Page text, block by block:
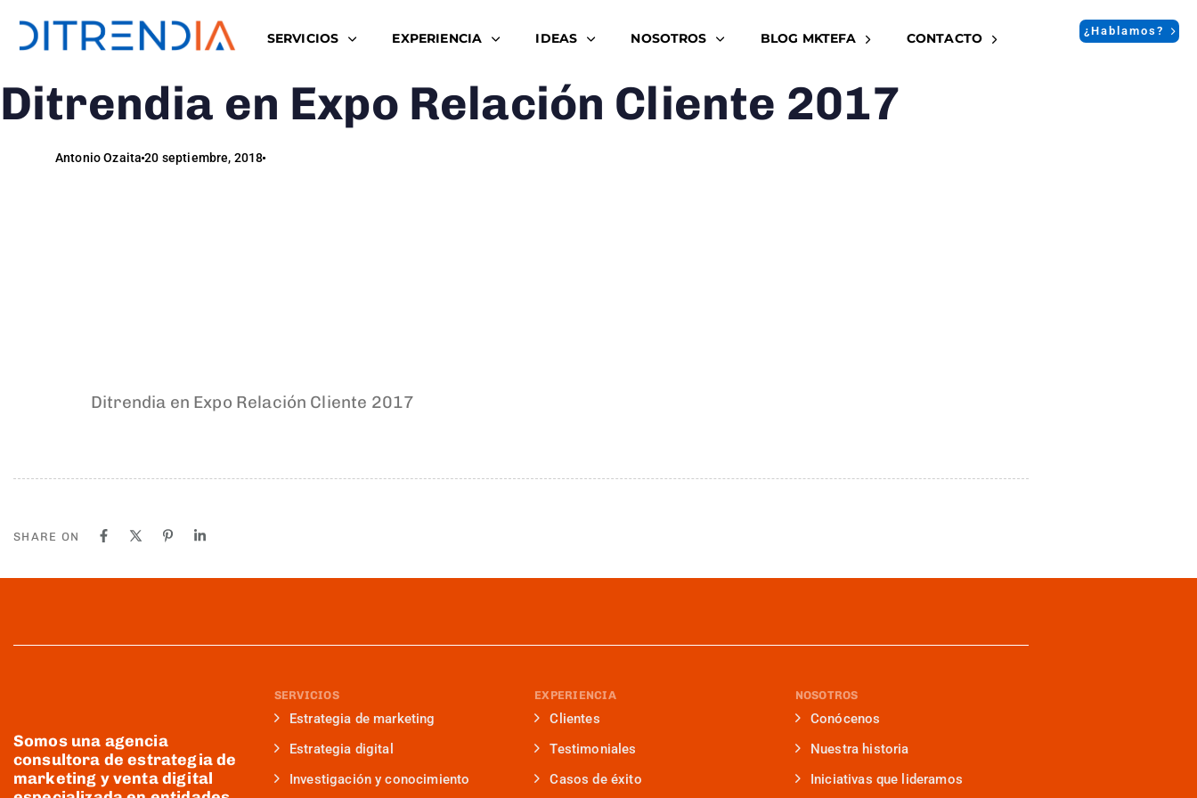
SERVICIOS EXPERIENCIA IDEAS NOSOTROS BLOG MKTEFA CONTACTO ¿Hablamos?
Ditrendia en Expo Relación Cliente 2017
Author
Antonio Ozaita
Published
on:
20 septiembre, 2018
Published
in:
Ditrendia en Expo Relación Cliente 2017
SHARE ON
Somos una agencia
consultora de estrategia de
marketing y venta digital
SERVICIOS
Estrategia de marketing
Estrategia digital
Investigación y conocimiento
EXPERIENCIA
Clientes
Testimoniales
Casos de éxito
NOSOTROS
Conócenos
Nuestra historia
Iniciativas que lideramos